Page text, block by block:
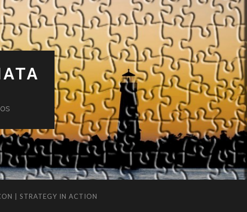
| STRATEGY IN ACTION